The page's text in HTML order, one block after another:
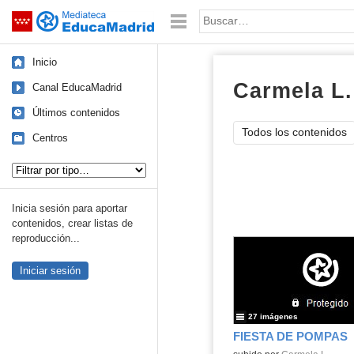
Saltar navegación Palabra o frase:
Inicio
Canal EducaMadrid
Últimos contenidos
Centros
Inicia sesión para aportar
contenidos, crear listas de
reproducción...
Iniciar sesión
Carmela L.
Todos los contenidos
FIESTA DE POMPAS
27 imágenes